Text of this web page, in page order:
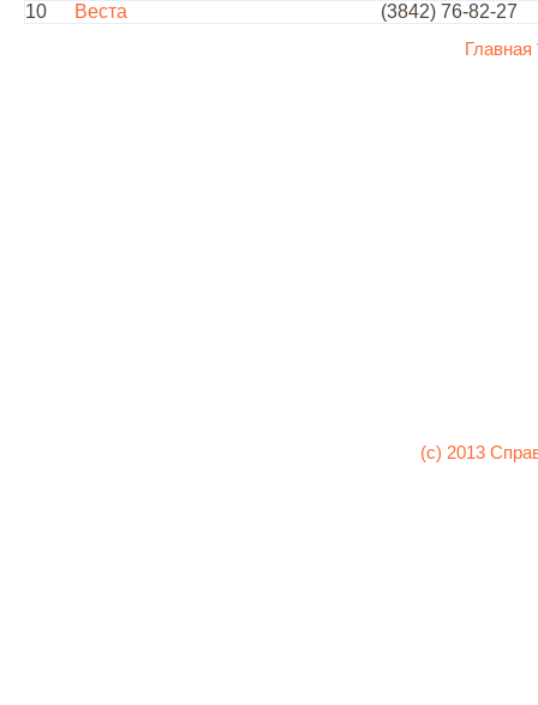
10
Веста (3842) 76-82-27
Главная
(c) 2013